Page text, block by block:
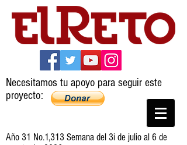
Necesitamos tu apoyo para seguir este
proyecto:
Año 31 No.1,313 Semana del 3i de julio al 6 de